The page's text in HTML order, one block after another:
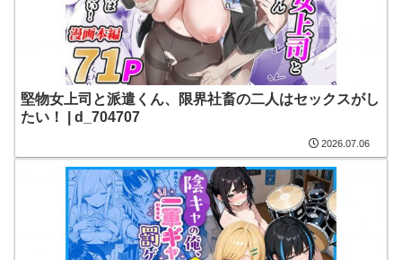
堅物女上司と派遣くん、限界社畜の二人はセックスがし
たい！ | d_704707
2026.07.06